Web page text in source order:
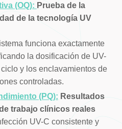
(OQ): Prueba de la
de la tecnología UV
funciona exactamente
la dosificación de UV-
y los enclavamientos de
controladas.
(PQ): Resultados
trabajo clínicos reales
UV-C consistente y